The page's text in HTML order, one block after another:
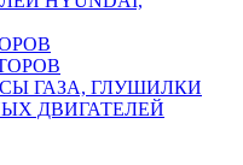
ГАЗА, ГЛУШИЛКИ
ДВИГАТЕЛЕЙ